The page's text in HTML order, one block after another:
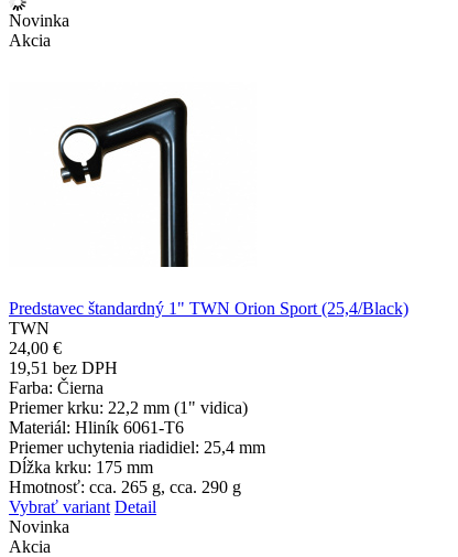
Novinka
Akcia
Predstavec štandardný 1" TWN Orion Sport (25,4/Black)
TWN
24,00 €
19,51 bez DPH
Farba: Čierna
Priemer krku: 22,2 mm (1" vidica)
Materiál: Hliník 6061-T6
Priemer uchytenia riadidiel: 25,4 mm
Dĺžka krku: 175 mm
Hmotnosť: cca. 265 g, cca. 290 g
Vybrať variant Detail
Novinka
Akcia